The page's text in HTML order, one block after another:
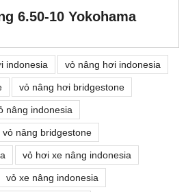
6.50-10 Yokohama
indonesia vỏ nâng hơi indonesia
vỏ nâng hơi bridgestone
nâng indonesia
vỏ nâng bridgestone
vỏ hơi xe nâng indonesia
vỏ xe nâng indonesia